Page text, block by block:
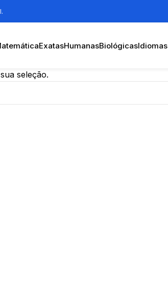
ExatasHumanasBiológicasIdiomas
seleção.